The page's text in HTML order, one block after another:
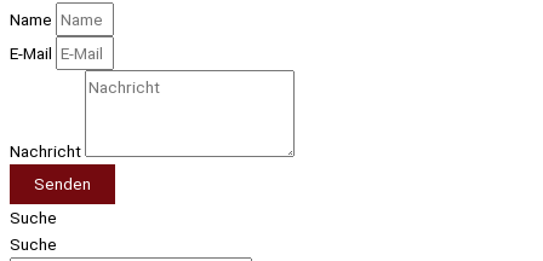
Name
E-Mail
Nachricht
Senden
Suche
Suche